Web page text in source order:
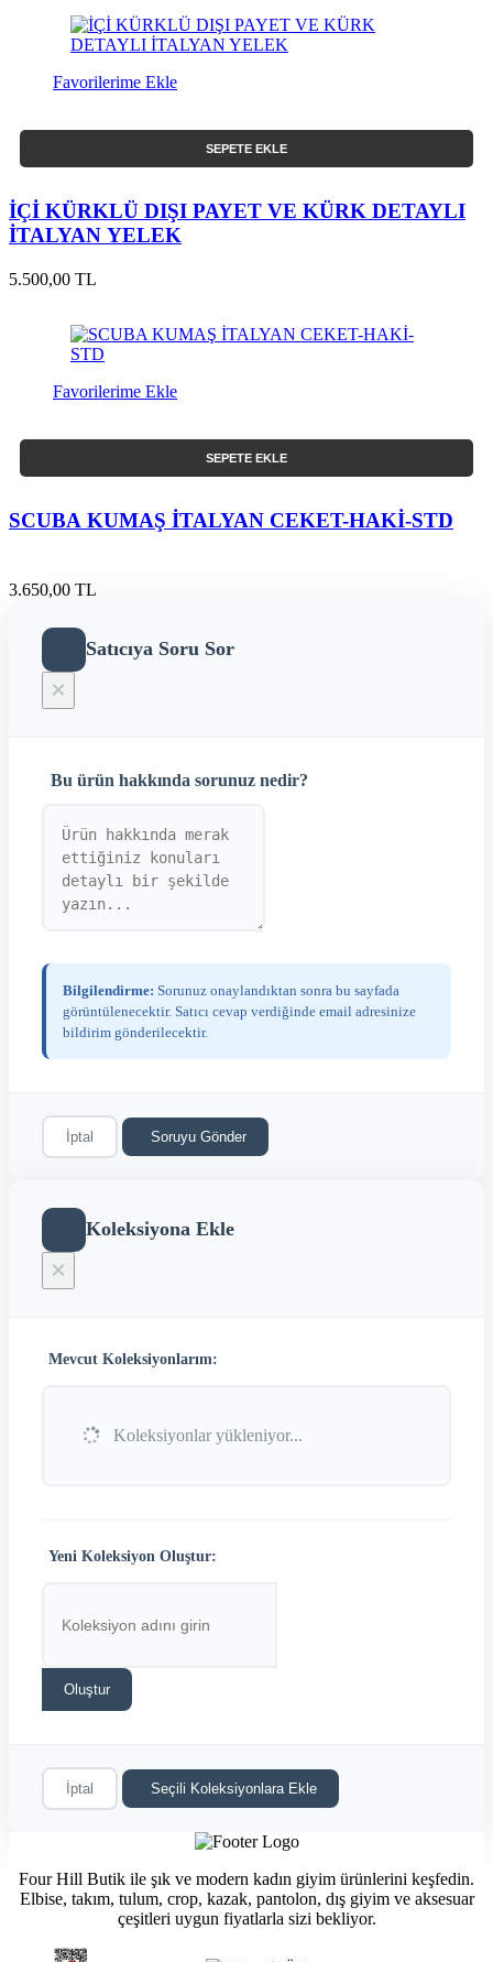
Favorilerime Ekle
SEPETE EKLE
İÇİ KÜRKLÜ DIŞI PAYET VE KÜRK DETAYLI
İTALYAN YELEK
5.500,00 TL
Favorilerime Ekle
SEPETE EKLE
SCUBA KUMAŞ İTALYAN CEKET-HAKİ-STD
3.650,00 TL
Satıcıya Soru Sor
×
Bu ürün hakkında sorunuz nedir?
Bilgilendirme: Sorunuz onaylandıktan sonra bu sayfada
görüntülenecektir. Satıcı cevap verdiğinde email adresinize
bildirim gönderilecektir.
İptal Soruyu Gönder
Koleksiyona Ekle
×
Mevcut Koleksiyonlarım:
Koleksiyonlar yükleniyor...
Yeni Koleksiyon Oluştur:
Oluştur
İptal Seçili Koleksiyonlara Ekle
Four Hill Butik ile şık ve modern kadın giyim ürünlerini keşfedin.
Elbise, takım, tulum, crop, kazak, pantolon, dış giyim ve aksesuar
çeşitleri uygun fiyatlarla sizi bekliyor.